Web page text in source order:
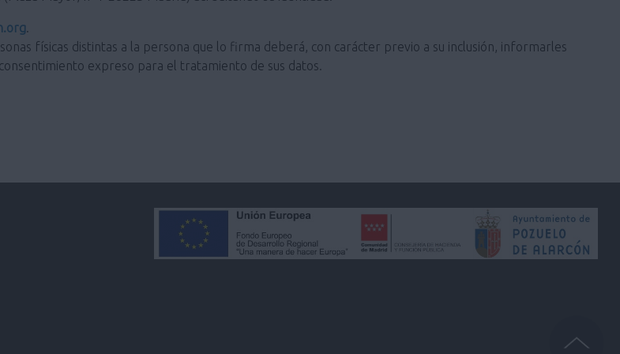
.
físicas distintas a la persona que lo firma deberá, con carácter previo a su inclusión, informarles
expreso para el tratamiento de sus datos.